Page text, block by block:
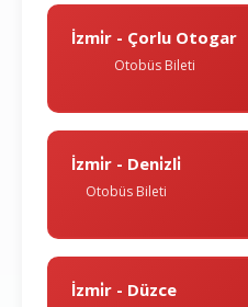
İzmi̇r - Çorlu Otogar
Otobüs Bileti
İzmi̇r - Deni̇zli̇
Otobüs Bileti
İzmi̇r - Düzce